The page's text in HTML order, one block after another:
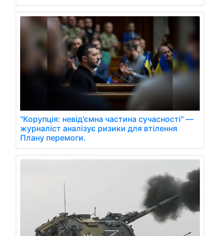
"Корупція: невід'ємна частина сучасності" —
журналіст аналізує ризики для втілення
Плану перемоги.